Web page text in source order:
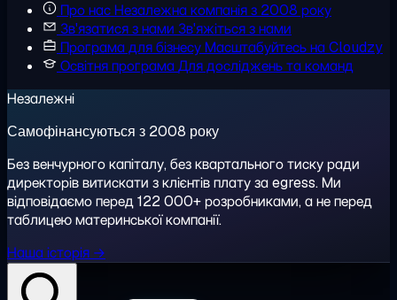
Про насНезалежна компанія з 2008 року
Зв'язатися з нами Зв'яжіться з нами
Програма для бізнесуМасштабуйтесь на Cloudzy
Освітня програмаДля досліджень та команд
Незалежні
Самофінансуються з 2008 року
Без венчурного капіталу, без квартального тиску ради
директорів витискати з клієнтів плату за egress. Ми
відповідаємо перед 122 000+ розробниками, а не перед
таблицею материнської компанії.
Наша історія →